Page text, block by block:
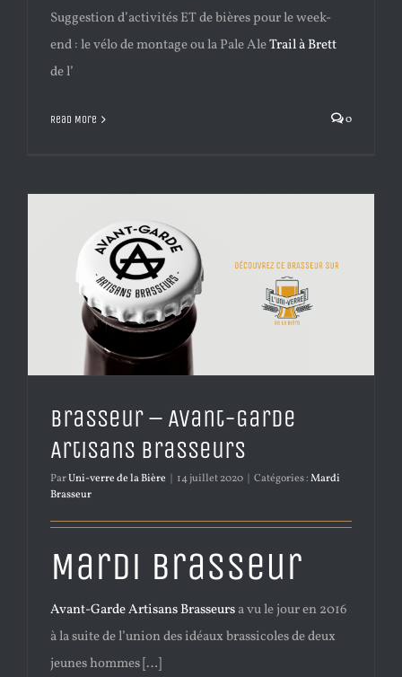
Suggestion d’activités ET de bières pour le week-
end : le vélo de montage ou la Pale AleTrail à Brett
de l’
Read More 0
Brasseur – Avant-Garde
Artisans Brasseurs
ParUni-verre de la Bière 14 juillet 2020 Catégories :Mardi
Brasseur
Mardi Brasseur
Avant-Garde Artisans Brasseursa vu le jour en 2016
à la suite de l’union des idéaux brassicoles de deux
jeunes hommes […]